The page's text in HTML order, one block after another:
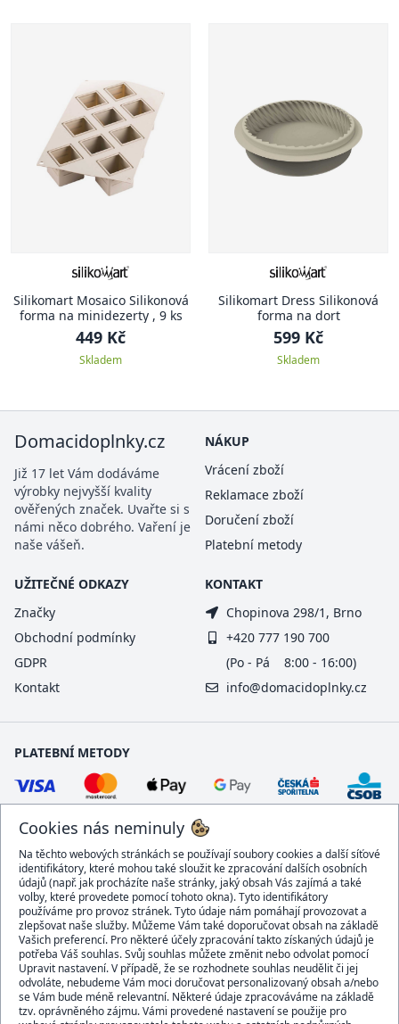
Silikomart Mosaico Silikonová
forma na minidezerty , 9 ks
449 Kč
Skladem
Silikomart Dress Silikonová
forma na dort
599 Kč
Skladem
Cookies nás neminuly
Na těchto webových stránkách se používají soubory cookies a další síťové
identifikátory, které mohou také sloužit ke zpracování dalších osobních
údajů (např. jak procházíte naše stránky, jaký obsah Vás zajímá a také
volby, které provedete pomocí tohoto okna). Tyto identifikátory
používáme pro provoz stránek. Tyto údaje nám pomáhají provozovat a
zlepšovat naše služby. Můžeme Vám také doporučovat obsah na základě
Vašich preferencí. Pro některé účely zpracování takto získaných údajů je
potřeba Váš souhlas. Svůj souhlas můžete změnit nebo odvolat pomocí
Upravit nastavení. V případě, že se rozhodnete souhlas neudělit či jej
odvoláte, nebudeme Vám moci doručovat personalizovaný obsah a/nebo
se Vám bude méně relevantní. Některé údaje zpracováváme na základě
tzv. oprávněného zájmu. Vámi provedené nastavení se použije pro
Domacidoplnky.cz
Již 17 let Vám dodáváme
výrobky nejvyšší kvality
ověřených značek. Uvařte si s
námi něco dobrého. Vaření je
naše vášeň.
NÁKUP
Vrácení zboží
Reklamace zboží
Doručení zboží
Platební metody
UŽITEČNÉ ODKAZY
Značky
Obchodní podmínky
GDPR
Kontakt
KONTAKT
Chopinova 298/1, Brno
+420 777 190 700
(Po - Pá 8:00 - 16:00)
info@domacidoplnky.cz
PLATEBNÍ METODY
DOPRAVCI
BEZPEČNÝ OBCHOD